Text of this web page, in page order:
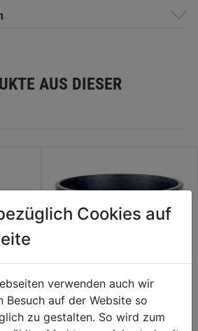
AUS DIESER
Cookies auf
verwenden auch wir
Besuch auf der Website so
zu gestalten. So wird zum